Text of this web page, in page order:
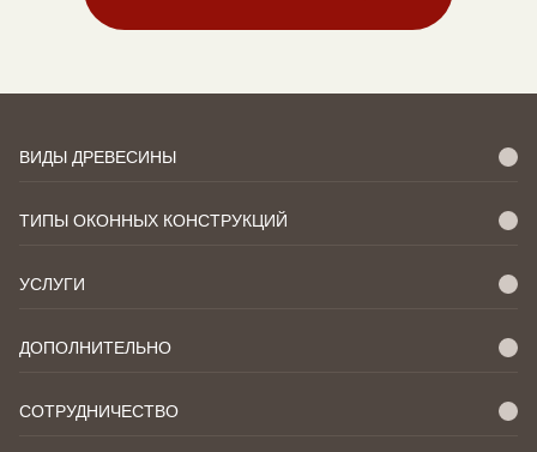
ВИДЫ ДРЕВЕСИНЫ
ТИПЫ ОКОННЫХ КОНСТРУКЦИЙ
УСЛУГИ
ДОПОЛНИТЕЛЬНО
СОТРУДНИЧЕСТВО